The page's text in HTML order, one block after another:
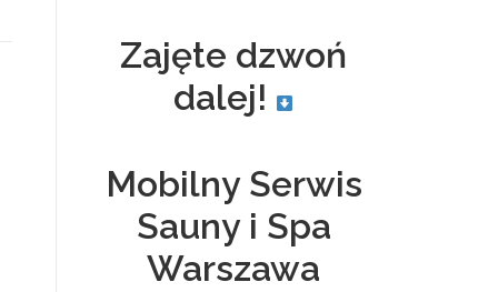
Zajęte dzwoń
dalej!
Mobilny Serwis
Sauny i Spa
Warszawa